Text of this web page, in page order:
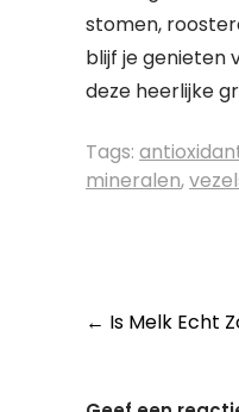
stomen,
blijf je genieten
deze heerlijke
Tags:
mineralen,
Post
← Is Melk Echt